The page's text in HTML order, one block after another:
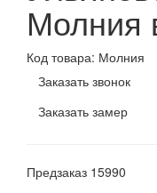
Молния
Код товара: Молния
Заказать звонок
Заказать замер
Предзаказ 15990